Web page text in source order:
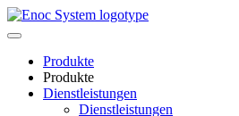
Skip
to
Produkte
Produkte
Dienstleistungen
Dienstleistungen